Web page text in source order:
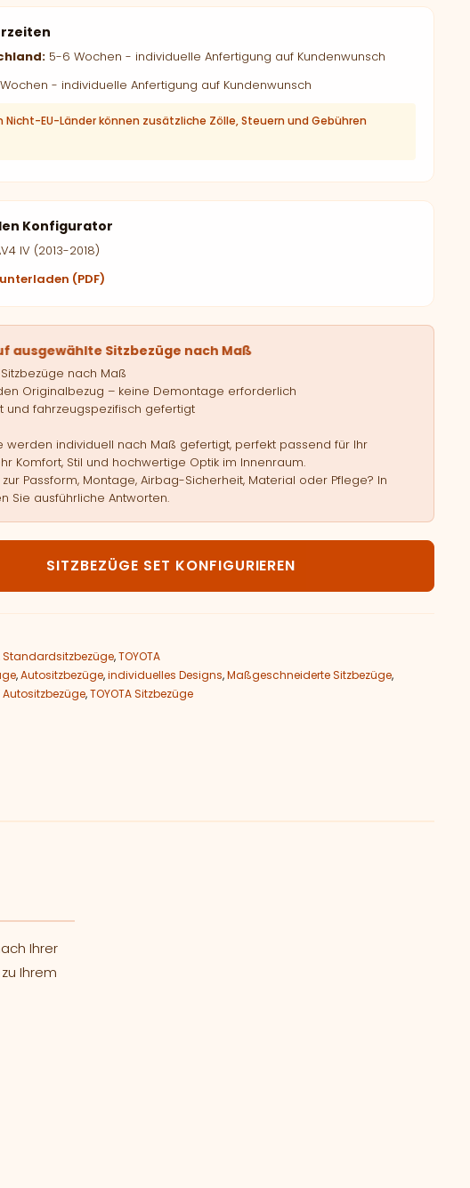
5-6 Wochen - individuelle Anfertigung auf Kundenwunsch
- individuelle Anfertigung auf Kundenwunsch
Nicht-EU-Länder können zusätzliche Zölle, Steuern und Gebühren
Konfigurator
IV (2013-2018)
(PDF)
ausgewählte Sitzbezüge nach Maß
nach Maß
Originalbezug – keine Demontage erforderlich
und fahrzeugspezifisch gefertigt
werden individuell nach Maß gefertigt, perfekt passend für Ihr
Komfort, Stil und hochwertige Optik im Innenraum.
Passform, Montage, Airbag-Sicherheit, Material oder Pflege? In
Sie ausführliche Antworten.
für TOYOTA RAV4 IV Menge
SITZBEZÜGE SET KONFIGURIEREN
Standardsitzbezüge,TOYOTA
,Autositzbezüge,individuelles Designs,Maßgeschneiderte Sitzbezüge,
Autositzbezüge,TOYOTA Sitzbezüge
Ihrer
Ihrem